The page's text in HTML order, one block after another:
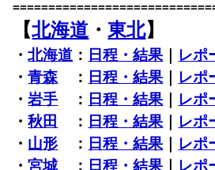
【北海道 ・ 東北】
・北海道 ： 日程・結果｜ レポ
・青森： 日程・結果｜ レポ
・岩手 ： 日程・結果｜ レポ
・秋田 ： 日程・結果｜ レポ
・ 山形 ： 日程・結果｜ レポ
・宮城 ： 日程・結果｜ レポ